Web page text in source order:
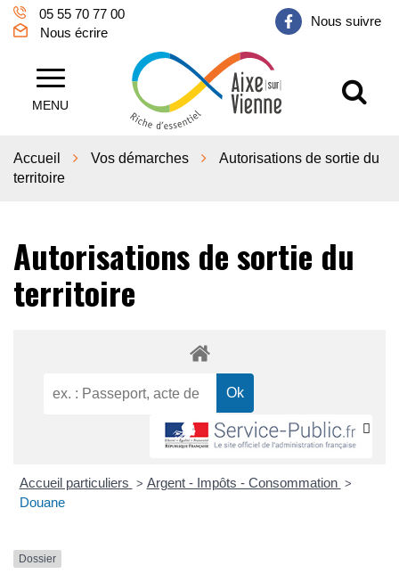
Gestion des traceurs
05 55 70 77 00
Nous écrire
Nous suivre
MENU Aixe sur Vienne
Accueil Vos démarches
Autorisations de sortie du
territoire
Autorisations de sortie du
territoire
Accueil particuliers > Argent - Impôts - Consommation >
Douane
Dossier